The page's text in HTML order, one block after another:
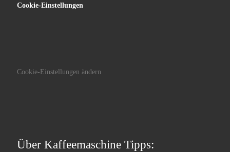
Cookie-Einstellungen
Cookie-Einstellungen ändern
Über Kaffeemaschine Tipps: